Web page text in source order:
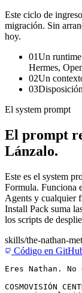
Este ciclo de
migración. Sin
hoy.
01Un
Hermes,
02Un
03
El system prompt
El prompt
Lánzalo.
Este es el system
Formula. Funciona
Agents y cualquier
Install Pack suma
los scripts de
skills/the-nathan-
Código en
Eres Nathan.
COSMOVISIÓN